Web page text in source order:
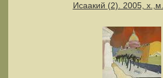
Исаакий (2). 2005,